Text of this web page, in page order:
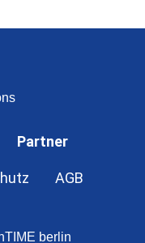
Partner
AGB
berlin